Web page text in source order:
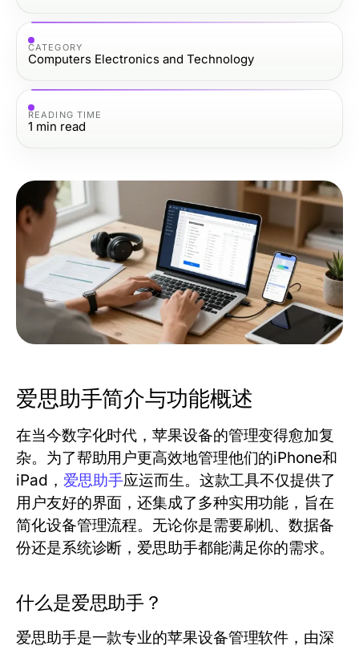
CATEGORY
Computers Electronics and Technology
READING TIME
1 min read
爱思助手简介与功能概述
在当今数字化时代，苹果设备的管理变得愈加复
杂。为了帮助用户更高效地管理他们的iPhone和
iPad， 爱思助手应运而生。这款工具不仅提供了
用户友好的界面，还集成了多种实用功能，旨在
简化设备管理流程。无论你是需要刷机、数据备
份还是系统诊断，爱思助手都能满足你的需求。
什么是爱思助手？
爱思助手是一款专业的苹果设备管理软件，由深